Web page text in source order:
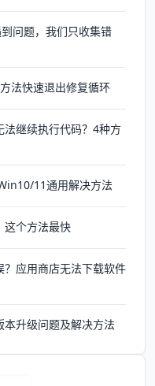
问题，我们只收集错
法快速退出修复循环
继续执行代码？4种方
11通用解决方法
这个方法最快
应用商店无法下载软件
升级问题及解决方法